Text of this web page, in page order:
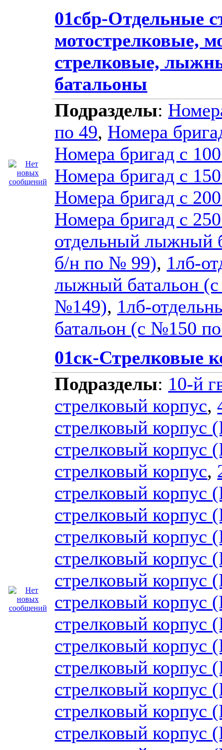
01сбр-Отдельные
мотострелковые,
стрелковые,
батальоны
Подразделы:
по 49, Номера
Номера бригад с
Номера бригад с
Номера бригад с
Номера бригад с
отдельный лыжный
б/н по № 99), 1лб-
лыжный батальон
№149), 1лб-
батальон (с №150
01ск-Стрелковые
Подразделы: 10-й
стрелковый корпус,
стрелковый корпус
стрелковый
стрелковый корпус,
стрелковый корпус
стрелковый корпус
стрелковый корпус
стрелковый корпус
стрелковый корпус
стрелковый корпус
стрелковый корпус
стрелковый
стрелковый
стрелковый
стрелковый корпус
стрелковый корпус